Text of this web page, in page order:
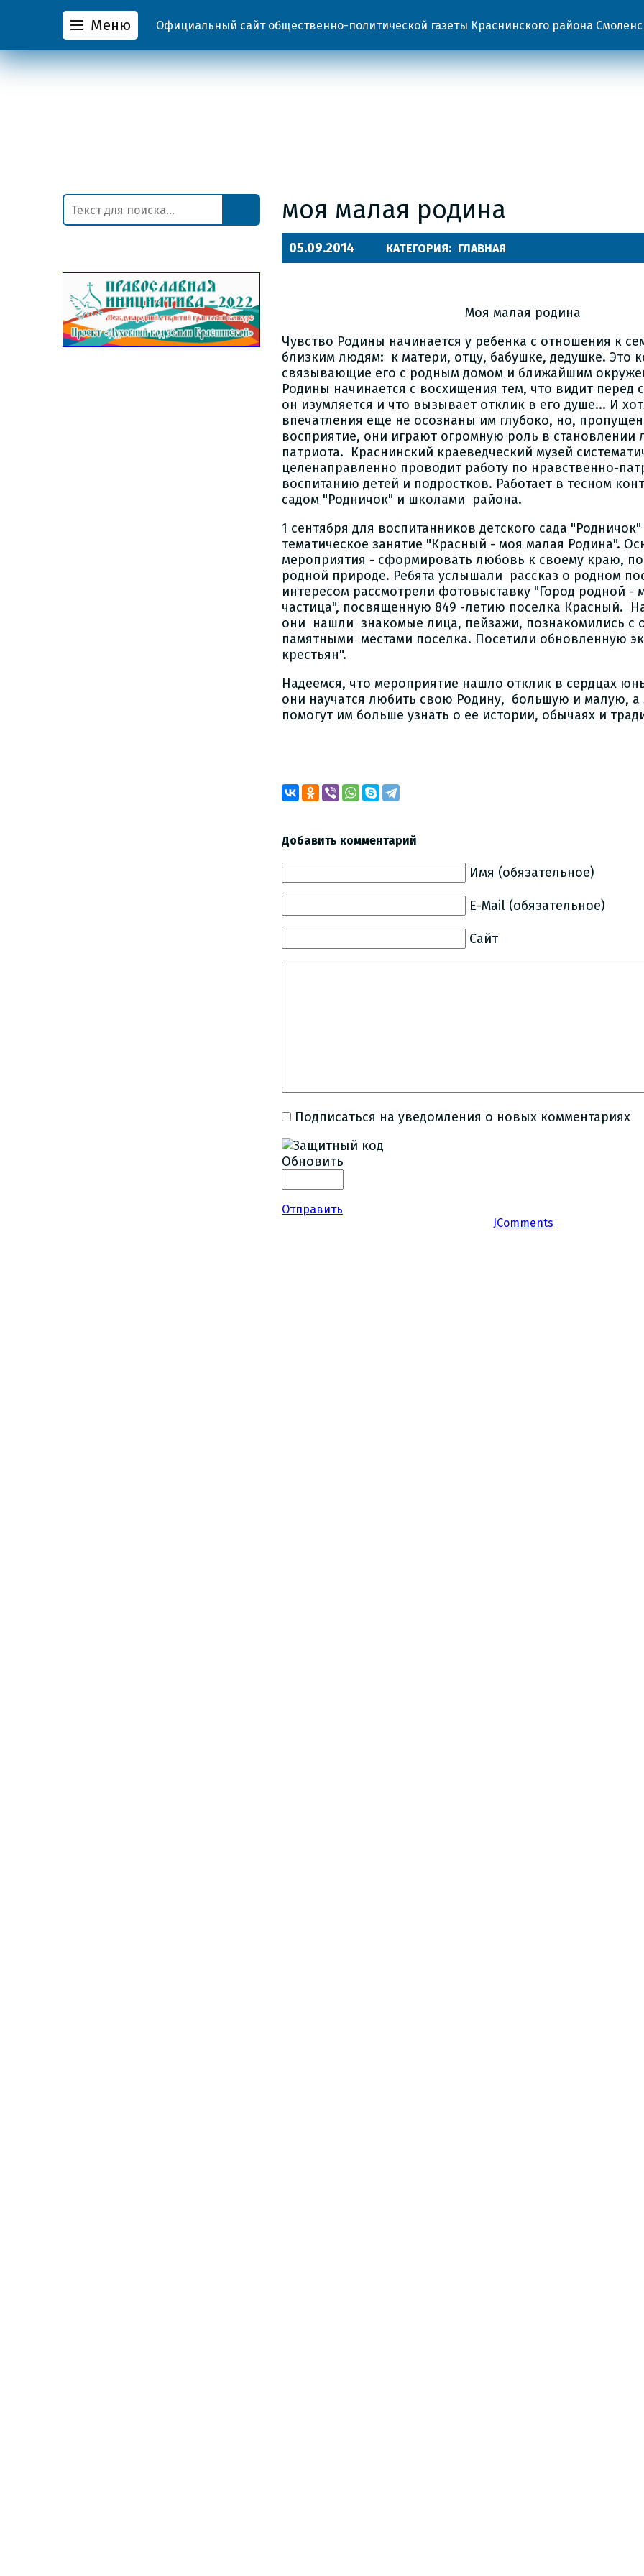
Меню Официальный сайт общественно-политической газеты Краснинского района
моя малая родина
05.09.2014 КАТЕГОРИЯ: ГЛАВНАЯ
Моя малая родина
Чувство Родины начинается у ребенка с отношения к
близким людям: к матери, отцу, бабушке, дедушке. Это
связывающие его с родным домом и ближайшим
Родины начинается с восхищения тем, что видит
он изумляется и что вызывает отклик в его душе... И
впечатления еще не осознаны им глубоко, но,
восприятие, они играют огромную роль в становлении
патриота. Краснинский краеведческий музей
целенаправленно проводит работу по нравственно-
воспитанию детей и подростков. Работает в тесном
садом "Родничок" и школами района.
1 сентября для воспитанников детского сада
тематическое занятие "Красный - моя малая Родина".
мероприятия - сформировать любовь к своему краю,
родной природе. Ребята услышали рассказ о родном
интересом рассмотрели фотовыставку "Город родной -
частица", посвященную 849 -летию поселка Красный.
они нашли знакомые лица, пейзажи, познакомились с
памятными местами поселка. Посетили обновленную
крестьян".
Надеемся, что мероприятие нашло отклик в сердцах
они научатся любить свою Родину, большую и малую, а
помогут им больше узнать о ее истории, обычаях и
Добавить комментарий
Имя (обязательное)
E-Mail (обязательное)
Сайт
Подписаться на уведомления о новых комментариях
Обновить
Отправить
JComments